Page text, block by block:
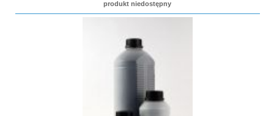
produkt niedostępny